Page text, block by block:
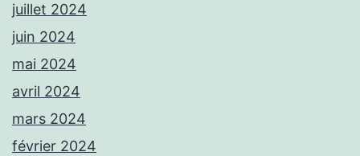
juillet 2024
juin 2024
mai 2024
avril 2024
mars 2024
février 2024